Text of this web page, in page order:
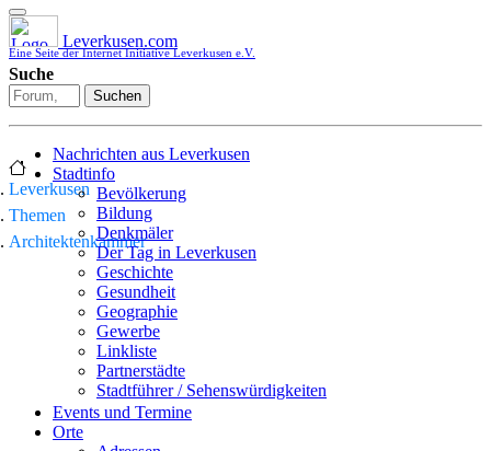
Leverkusen.com
Eine Seite der Internet Initiative Leverkusen e.V.
Suche
Suchen
Nachrichten aus Leverkusen
Stadtinfo
Bevölkerung
Bildung
Denkmäler
Der Tag in Leverkusen
Geschichte
Gesundheit
Geographie
Gewerbe
Linkliste
Partnerstädte
Stadtführer / Sehenswürdigkeiten
Stadtplan
Events und Termine
Orte
Leverkusen
Themen
Architektenkammer